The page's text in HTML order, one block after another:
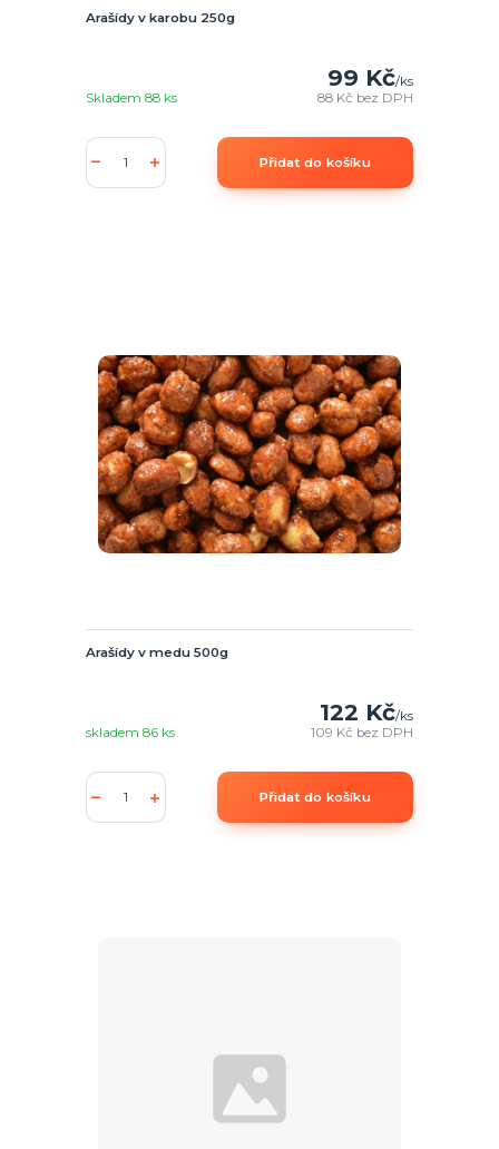
Arašídy v karobu 250g
99 Kč/ks
88 Kč bez DPH
Skladem 88 ks
Přidat do košíku
Arašídy v medu 500g
122 Kč/ks
109 Kč bez DPH
skladem 86 ks
Přidat do košíku